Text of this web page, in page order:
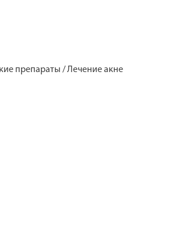
препараты / Лечение акне